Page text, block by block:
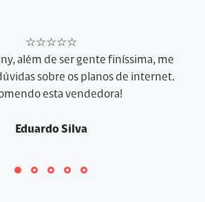
☆☆☆☆☆
além de ser gente finíssima, me
sobre os planos de internet.
esta vendedora!
Eduardo Silva